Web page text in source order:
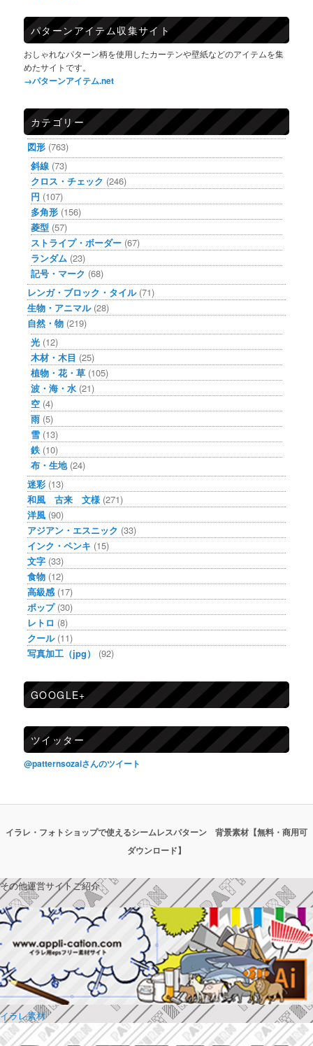
パターンアイテム収集サイト
おしゃれなパターン柄を使用したカーテンや壁紙などのアイテムを集
めたサイトです。
→パターンアイテム.net
カテゴリー
図形 (763)
斜線 (73)
クロス・チェック (246)
円 (107)
多角形 (156)
菱型 (57)
ストライプ・ボーダー (67)
ランダム (23)
記号・マーク (68)
レンガ・ブロック・タイル(71)
生物・アニマル(28)
自然・物 (219)
光 (12)
木材・木目 (25)
植物・花・草 (105)
波・海・水 (21)
空 (4)
雨 (5)
雪 (13)
鉄 (10)
布・生地(24)
迷彩 (13)
和風 古来 文様 (271)
洋風 (90)
アジアン・エスニック (33)
インク・ペンキ (15)
文字 (33)
食物 (12)
高級感 (17)
ポップ(30)
レトロ (8)
クール(11)
写真加工（jpg）
(92)
GOOGLE+
ツイッター
@patternsozaiさんのツイート
イラレ・フォトショップで使えるシームレスパターン 背景素材【無料・商用可
ダウンロード】
その他運営サイトご紹介
イラレ素材